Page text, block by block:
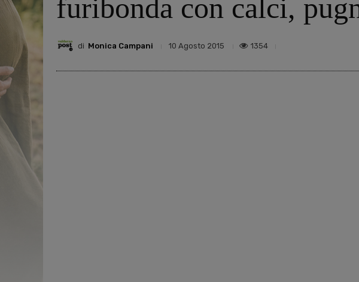
furibonda con calci,
di Monica Campani 10 Agosto 2015 1354